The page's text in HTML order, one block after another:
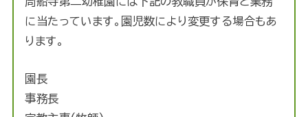
に当たっています。園児数により変更する場合もあ
ります。
園長
事務長